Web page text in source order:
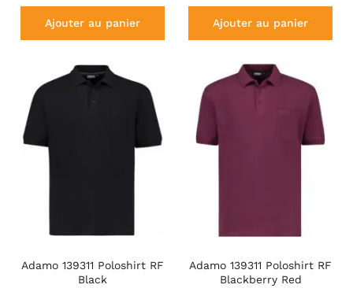
Ajouter au panier Ajouter au panier
Adamo 139311 Poloshirt RF
Black
Adamo 139311 Poloshirt RF
Blackberry Red